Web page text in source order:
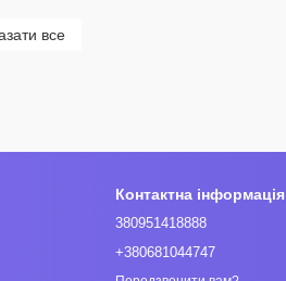
все
Контактна інформація
380951418888
+380681044747